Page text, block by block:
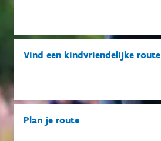
Vind een kindvriendelijke route
Plan je route